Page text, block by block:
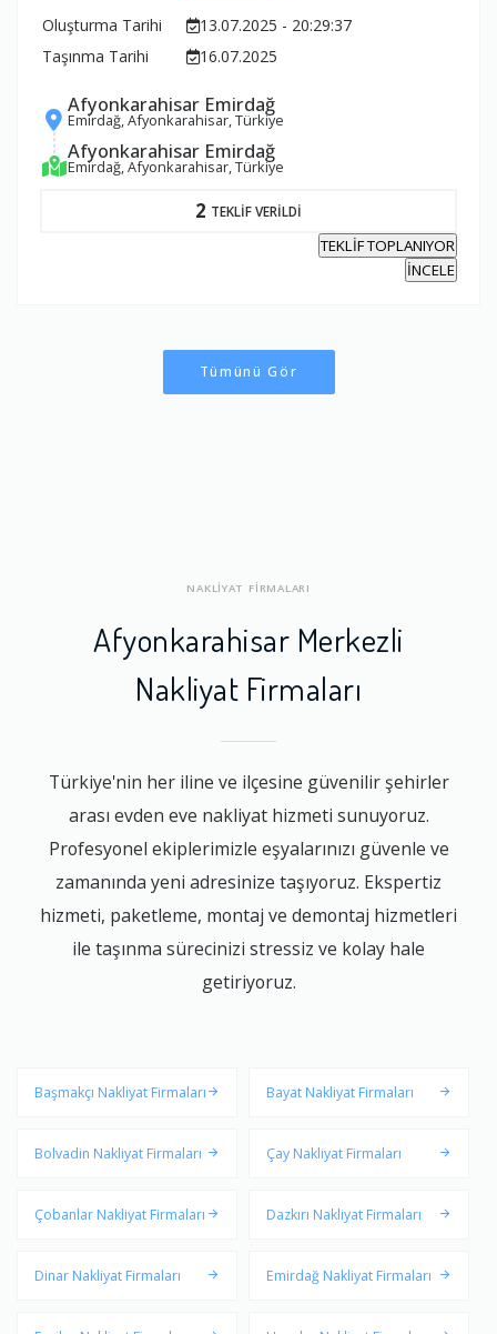
Oluşturma Tarihi
13.07.2025 - 20:29:37
Taşınma Tarihi
16.07.2025
Afyonkarahisar Emirdağ
Emirdağ, Afyonkarahisar, Türkiye
Afyonkarahisar Emirdağ
Emirdağ, Afyonkarahisar, Türkiye
2 TEKLİF VERİLDİ
TEKLİF TOPLANIYOR
İNCELE
Tümünü Gör
NAKLİYAT FİRMALARI
Afyonkarahisar Merkezli
Nakliyat Firmaları
Türkiye'nin her iline ve ilçesine güvenilir şehirler
arası evden eve nakliyat hizmeti sunuyoruz.
Profesyonel ekiplerimizle eşyalarınızı güvenle ve
zamanında yeni adresinize taşıyoruz. Ekspertiz
hizmeti, paketleme, montaj ve demontaj hizmetleri
ile taşınma sürecinizi stressiz ve kolay hale
getiriyoruz.
Başmakçı Nakliyat Firmaları Bayat Nakliyat Firmaları
Bolvadin Nakliyat Firmaları Çay Nakliyat Firmaları
Çobanlar Nakliyat Firmaları Dazkırı Nakliyat Firmaları
Dinar Nakliyat Firmaları Emirdağ Nakliyat Firmaları